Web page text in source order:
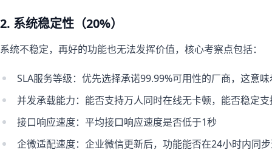
2. 系统稳定性（20%）
系统不稳定，再好的功能也无法发挥价值，核心考察点包括：
SLA服务等级：优先选择承诺99.99%可用性的厂商，这意
并发承载能力：能否支持万人同时在线无卡顿，能否稳定
接口响应速度：平均接口响应速度是否低于1秒
企微适配速度：企业微信更新后，功能能否在24小时内同